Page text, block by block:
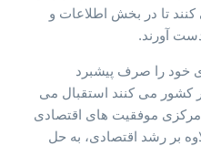
تا در بخش اطلاعات و
آورند.
خود را صرف پیشبرد
کشور می کنند استقبال می
موفقیت های اقتصادی
بر رشد اقتصادی، به حل